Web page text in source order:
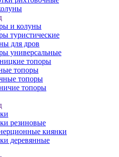
и колуны
туристические
для дров
универсальные
топоры
топоры
топоры
топоры
резиновые
киянки
деревянные